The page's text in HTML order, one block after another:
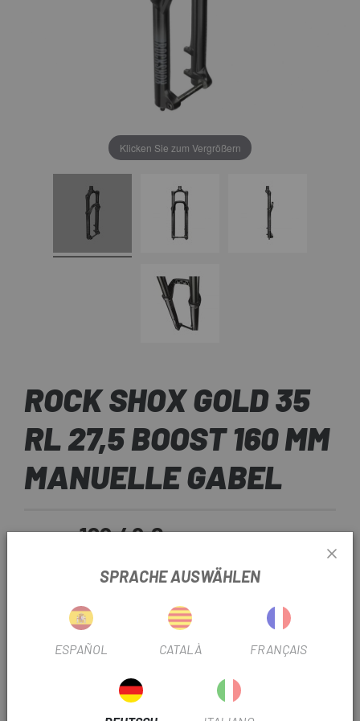
Klicken Sie zum Vergrößern
ROCK SHOX GOLD 35
RL 27,5 BOOST 160 MM
MANUELLE GABEL
189,49 €
Nur
DX7200.4020.561.005
SPRACHE AUSWÄHLEN
ESPAÑOL CATALÀ FRANÇAIS